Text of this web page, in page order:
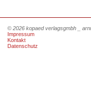
© 2026 kopaed verlagsgmbh _
Impressum
Kontakt
Datenschutz